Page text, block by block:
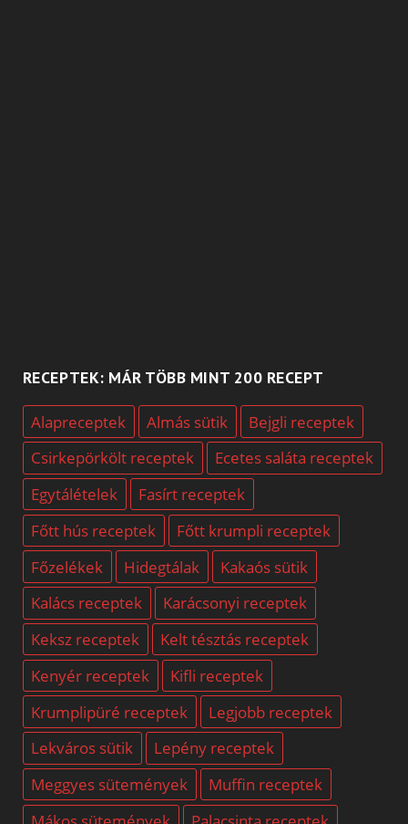
RECEPTEK: MÁR TÖBB MINT 200 RECEPT
Alapreceptek Almás sütik
Bejgli receptek
Csirkepörkölt receptek
Ecetes saláta receptek
Egytálételek
Fasírt receptek
Főtt hús receptek
Főtt krumpli receptek
Főzelékek
Hidegtálak
Kakaós sütik
Kalács receptek
Karácsonyi receptek
Keksz receptek
Kelt tésztás receptek
Kenyér receptek
Kifli receptek
Krumplipüré receptek
Legjobb receptek
Lekváros sütik
Lepény receptek
Meggyes sütemények
Muffin receptek